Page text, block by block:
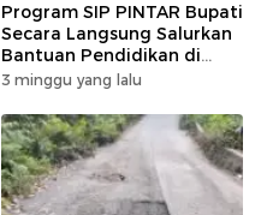
Program SIP PINTAR Bupati
Secara Langsung Salurkan
Bantuan Pendidikan di
Desa Mampuak ll
3 minggu yang lalu